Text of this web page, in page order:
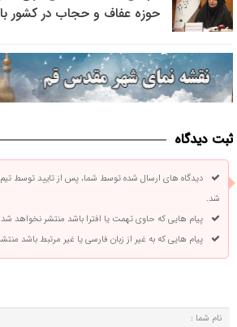
حوزه عفاف و حجاب در کشور
ثبت دیدگاه
دیدگاه های ارسال شده توسط شما، پس از تایید توسط
شد.
پیام هایی که حاوی تهمت یا افترا باشد منتشر نخواهد شد.
پیام هایی که به غیر از زبان فارسی یا غیر مرتبط باشد